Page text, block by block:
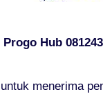
Hub
menerima